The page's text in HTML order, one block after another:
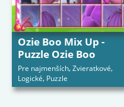
Ozie Boo Mix Up -
Puzzle Ozie Boo
Pre najmenších,Zvieratkové,
Logické, Puzzle